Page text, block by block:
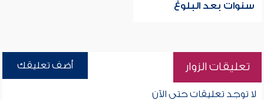
سنوات بعد البلوغ
تعليقات الزوار أضف تعليقك
لا توجد تعليقات حتى الآن